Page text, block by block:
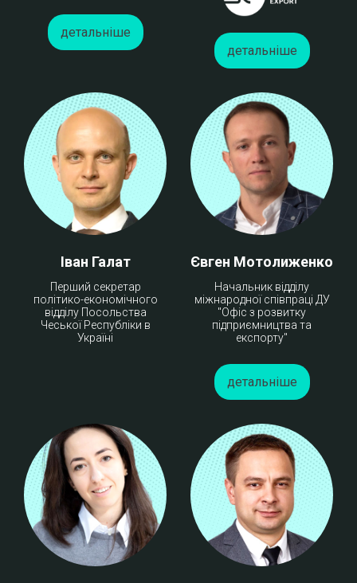
детальніше
детальніше
Іван Галат
Перший секретар
політико-економічного
відділу Посольства
Чеської Республіки в
Україні
Євген Мотолиженко
Начальник відділу
міжнародної співпраці ДУ
"Офіс з розвитку
підприємництва та
експорту"
детальніше